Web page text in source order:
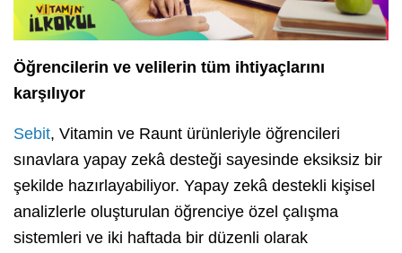
Öğrencilerin ve velilerin tüm ihtiyaçlarını
karşılıyor
Sebit, Vitamin ve Raunt ürünleriyle öğrencileri
sınavlara yapay zekâ desteği sayesinde eksiksiz bir
şekilde hazırlayabiliyor. Yapay zekâ destekli kişisel
analizlerle oluşturulan öğrenciye özel çalışma
sistemleri ve iki haftada bir düzenli olarak